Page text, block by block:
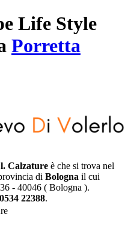
Life Style
Porretta
Calzature è che si trova nel
di Bologna il cui
- 40046 ( Bologna ).
0534 22388.